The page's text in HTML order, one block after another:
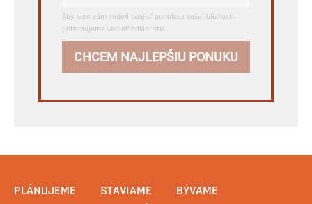
Aby sme vám vedeli poslať ponuku z vašej blízkosti,
potrebujeme vedieť odkiaľ ste.
CHCEM NAJLEPŠIU PONUKU
PLÁNUJEME STAVIAME
BÝVAME